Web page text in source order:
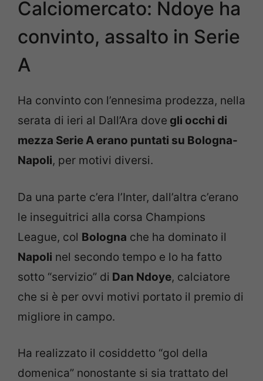
Calciomercato: Ndoye ha
convinto, assalto in Serie
A
Ha convinto con l’ennesima prodezza, nella
serata di ieri al Dall’Ara dove gli occhi di
mezza Serie A erano puntati su Bologna-
Napoli, per motivi diversi.
Da una parte c’era l’Inter, dall’altra c’erano
le inseguitrici alla corsa Champions
League, col Bologna che ha dominato il
Napoli nel secondo tempo e lo ha fatto
sotto “servizio” di Dan Ndoye, calciatore
che si è per ovvi motivi portato il premio di
migliore in campo.
Ha realizzato il cosiddetto “gol della
domenica” nonostante si sia trattato del